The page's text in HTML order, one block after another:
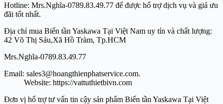
Hotline: Mrs.Nghĩa-0789.83.49.77 để được hổ trợ dịch vụ và giá ưu
đãi tốt nhất.
Địa chỉ mua Biến tần Yaskawa Tại Việt Nam uy tín và chất lượng:
42 Võ Thị Sáu,Xã Hồ Tràm, Tp.HCM
Mrs.Nghĩa-0789.83.49.77
Email: sales3@hoangthienphatservice.com.
Website: https://vattuthietbivn.com
Đơn vị hổ trợ tư vấn tin cậy sản phẩm Biến tần Yaskawa Tại Việt